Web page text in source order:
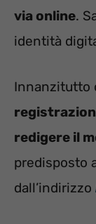
via online.
identità
Innanzitutto
redigere il
predisposto
dall’indirizzo